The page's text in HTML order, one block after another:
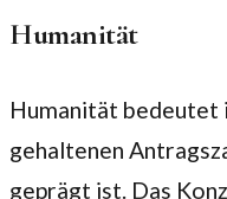
Humanität
Humanität bedeutet
gehaltenen
geprägt ist. Das